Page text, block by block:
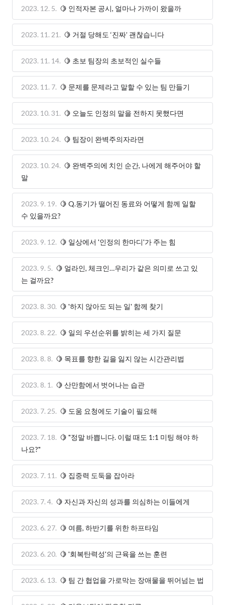
2023. 12. 5. 🍋 인적자본 공시, 얼마나 가까이 왔을까
2023. 11. 21. 🍋 거절 당해도 ‘진짜’ 괜찮습니다
2023. 11. 14. 🍋 초보 팀장의 초보적인 실수들
2023. 11. 7. 🍋 문제를 문제라고 말할 수 있는 팀 만들기
2023. 10. 31. 🍋 오늘도 인정의 말을 전하지 못했다면
2023. 10. 24. 🍋 팀장이 완벽주의자라면
2023. 10. 24. 🍋 완벽주의에 치인 순간, 나에게 해주어야 할
말
2023. 9. 19. 🍋 Q.동기가 떨어진 동료와 어떻게 함께 일할
수 있을까요?
2023. 9. 12. 🍋 일상에서 '인정의 한마디'가 주는 힘
2023. 9. 5. 🍋 얼라인, 체크인…우리가 같은 의미로 쓰고 있
는 걸까요?
2023. 8. 30. 🍋 '하지 않아도 되는 일' 함께 찾기
2023. 8. 22. 🍋 일의 우선순위를 밝히는 세 가지 질문
2023. 8. 8. 🍋 목표를 향한 길을 잃지 않는 시간관리법
2023. 8. 1. 🍋 산만함에서 벗어나는 습관
2023. 7. 25. 🍋 도움 요청에도 기술이 필요해
2023. 7. 18. 🍋 "정말 바쁩니다. 이럴 때도 1:1 미팅 해야 하
나요?"
2023. 7. 11. 🍋 집중력 도둑을 잡아라
2023. 7. 4. 🍋 자신과 자신의 성과를 의심하는 이들에게
2023. 6. 27. 🍋 여름, 하반기를 위한 하프타임
2023. 6. 20. 🍋 '회복탄력성'의 근육을 쓰는 훈련
2023. 6. 13. 🍋 팀 간 협업을 가로막는 장애물을 뛰어넘는 법